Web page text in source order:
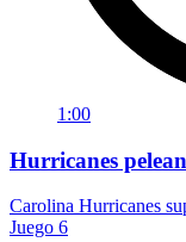
1:00
Hurricanes
Carolina Hurricanes
Juego 6